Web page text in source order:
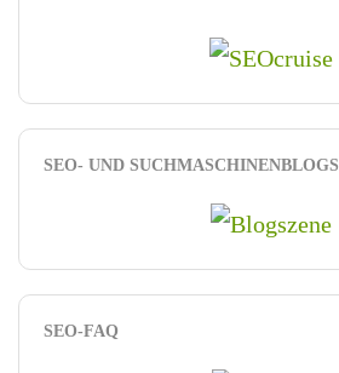
SEO- UND SUCHMASCHINENBLOGS
SEO-FAQ